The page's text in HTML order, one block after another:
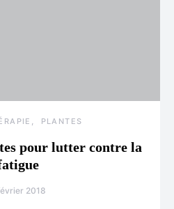
PLANTES
pour lutter contre la
2018